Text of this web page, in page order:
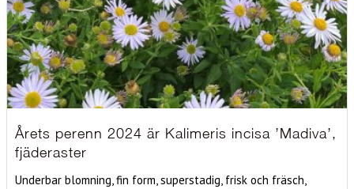
Årets perenn 2024 är Kalimeris incisa ’Madiva’,
fjäderaster
Underbar blomning, fin form, superstadig, frisk och fräsch,